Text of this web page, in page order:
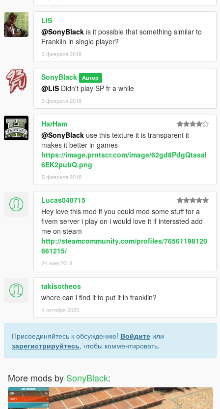
LiS
@SonyBlack is it possible that something similar to
Franklin in single player?
3 февраля 2018
SonyBlack Автор
@LiS Didn't play SP fr a while
3 февраля 2018
HarHam
@SonyBlack use this texture it is transparent it
makes it better in games
https://image.prntscr.com/image/62gd8PdgQtasaI
6EK2pubQ.png
5 февраля 2018
Lucas040715
Hey love this mod if you could mod some stuff for a
fivem server i play on i would love it if interssted add
me on steam
http://steamcommunity.com/profiles/76561198120
861215/
24 мая 2018
takisotheos
where can i find it to put it in franklin?
4 октября 2020
Присоединяйтесь к обсуждению! Войдите или
зарегистрируйтесь, чтобы комментировать.
More mods by SonyBlack: